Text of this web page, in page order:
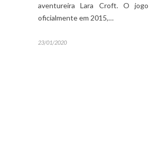
aventureira Lara Croft. O
oficialmente em 2015,…
23/01/2020